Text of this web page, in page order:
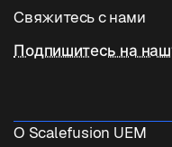
компьютером
OneIdP
Управление Linux
ChromeOS Management
Условный доступ
Дистанционное
BFSI
Почему стоит выбрать
Свяжитесь с нами
sales[at]scalefusion.com
US: +1-415-650-4500
Подпишитесь на
О Scalefusion UEM